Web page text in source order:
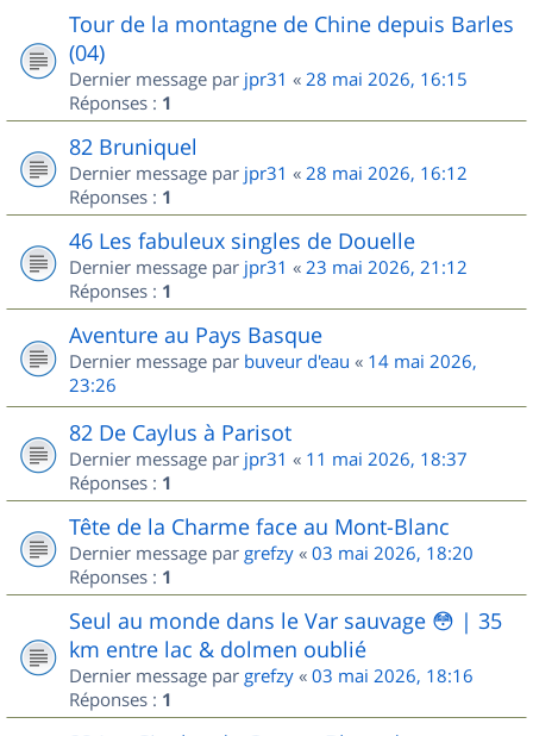
Tour de la montagne de Chine depuis Barles
(04)
Dernier message par jpr31 « 28 mai 2026, 16:15
Réponses : 1
82 Bruniquel
Dernier message par jpr31 « 28 mai 2026, 16:12
Réponses : 1
46 Les fabuleux singles de Douelle
Dernier message par jpr31 « 23 mai 2026, 21:12
Réponses : 1
Aventure au Pays Basque
Dernier message par buveur d'eau « 14 mai 2026,
23:26
82 De Caylus à Parisot
Dernier message par jpr31 « 11 mai 2026, 18:37
Réponses : 1
Tête de la Charme face au Mont-Blanc
Dernier message par grefzy « 03 mai 2026, 18:20
Réponses : 1
Seul au monde dans le Var sauvage 😳 | 35
km entre lac & dolmen oublié
Dernier message par grefzy « 03 mai 2026, 18:16
Réponses : 1